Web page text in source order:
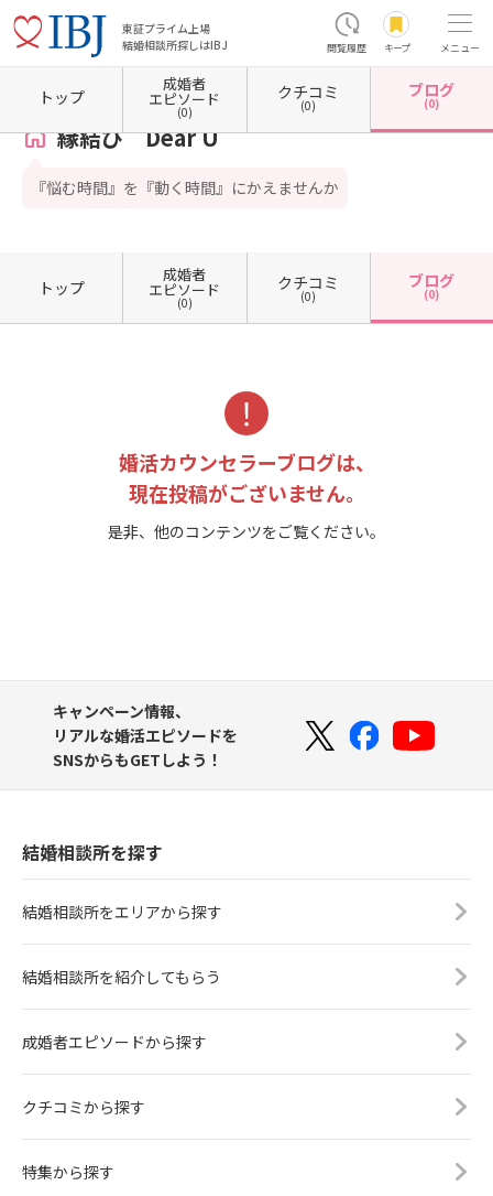
東証プライム上場
結婚相談所探しはIBJ
閲覧履歴 キープ メニュー
ホーム 鹿児島県の結婚相談所 鹿児島県姶良市 縁結び Dear U カウンセラーブログ
縁結び Dear U
『悩む時間』を『動く時間』にかえませんか
トップ
成婚者
エピソード
(0)
クチコミ
(0)
ブログ
(0)
トップ
成婚者
エピソード
(0)
クチコミ
(0)
ブログ
(0)
婚活カウンセラーブログは、
現在投稿がございません。
是非、他のコンテンツをご覧ください。
キャンペーン情報、
リアルな婚活エピソードを
SNSからもGETしよう！
結婚相談所を探す
結婚相談所をエリアから探す
結婚相談所を紹介してもらう
成婚者エピソードから探す
クチコミから探す
特集から探す